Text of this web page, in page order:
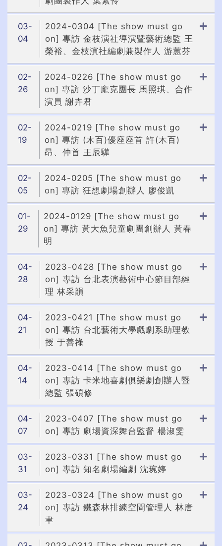
03-
04
2024-0304 [The show must go
on] 專訪 金枝演社導演暨藝術總監 王
榮裕、金枝演社編劇兼製作人 游蕙芬
02-
26
2024-0226 [The show must go
on] 專訪 沙丁龐克團長 馬照琪、合作
演員 謝卉君
02-
19
2024-0219 [The show must go
on] 專訪 (木百)優座座首 許(木百)
昂、仲首 王辰驊
02-
05
2024-0205 [The show must go
on] 專訪 狂想劇場創辦人 廖俊凱
01-
29
2024-0129 [The show must go
on] 專訪 黃大魚兒童劇團創辦人 黃春
明
04-
28
2023-0428 [The show must go
on] 專訪 台北表演藝術中心節目部經
理 林采韻
04-
21
2023-0421 [The show must go
on] 專訪 台北藝術大學戲劇系助理教
授 于善祿
04-
14
2023-0414 [The show must go
on] 專訪 卡米地喜劇俱樂劇創辦人暨
總監 張碩修
04-
07
2023-0407 [The show must go
on] 專訪 劇場資深舞台監督 楊淑雯
03-
31
2023-0331 [The show must go
on] 專訪 知名劇場編劇 沈琬婷
03-
24
2023-0324 [The show must go
on] 專訪 鐵森林排練空間管理人 林唐
聿